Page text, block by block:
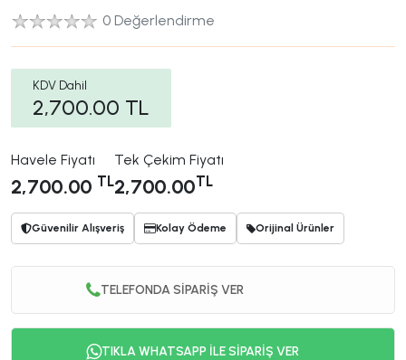
0 Değerlendirme
KDV Dahil
2,700.00 TL
Havele Fiyatı
2,700.00 TL
Tek Çekim Fiyatı
2,700.00TL
Güvenilir Alışveriş Kolay Ödeme Orijinal Ürünler
TELEFONDA SİPARİŞ VER
TIKLA WHATSAPP İLE SİPARİŞ VER